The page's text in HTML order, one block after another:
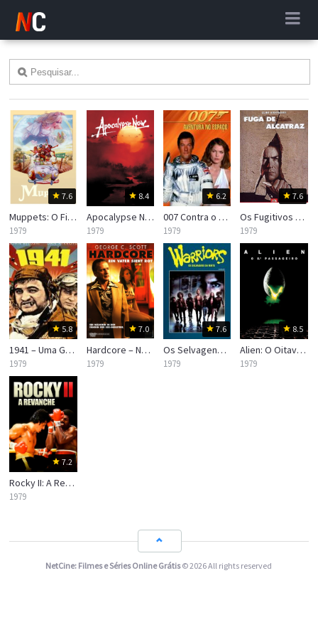
7.6
Muppets: O Filme
1979
8.4
Apocalypse Now
1979
6.2
007 Contra o Foguete da Morte
1979
7.6
Os Fugitivos de Alcatraz
1979
5.8
1941 – Uma Guerra Muito Louca
1979
7.0
Hardcore – No Submundo do Sexo
1979
7.6
Os Selvagens da Noite
1979
8.5
Alien: O Oitavo Passageiro
1979
7.2
Rocky II: A Revanche
1979
NetCine: Filmes e Séries Online Grátis© 2026 All rights reserved